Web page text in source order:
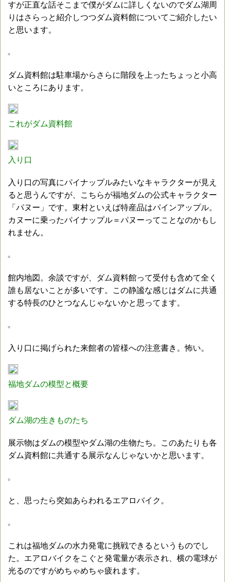
すが正直な話そこまで僕がダムに詳しくないのでダム湖周
りはさらっと紹介しつつダム資料館についてご紹介したい
と思います。
ダム資料館は駐車場からさらに階段を上ったちょっと小高
いところにあります。
これがダム資料館
入り口
入り口の写真にパイナップルみたいなキャラクターが見え
ると思うんですが、こちらが福地ダムの公式キャラクター
「パヌー」です。東村といえば特産品はパインアップル。
カヌーに乗ったパイナップル＝パヌーってことなのかもし
れません。
館内地図。余談ですが、ダム資料館って受付も含めて全く
誰も居ないことが多いです。この静謐な感じはダムに共通
する特長のひとつなんじゃないかと思ってます。
入り口に掲げられた来館者の皆様への注意書き。怖い。
福地ダムの模型と概要
ダム湖の生きものたち
展示物はダムの模型やダム湖の生物たち。このあたりも各
ダム資料館に共通する展示なんじゃないかと思います。
と、思ったら突如あらわれるエアロバイク。
これは福地ダムの水力発電に挑戦できるというものでし
た。エアロバイクをこぐと発電量が表示され、横の電球が
光るのですがめちゃめちゃ疲れます。